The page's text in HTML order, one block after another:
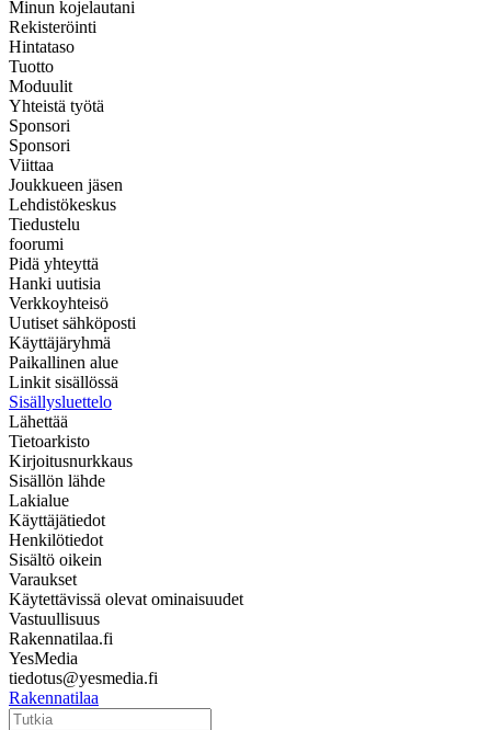
Minun kojelautani
Rekisteröinti
Hintataso
Tuotto
Moduulit
Yhteistä työtä
Sponsori
Sponsori
Viittaa
Joukkueen jäsen
Lehdistökeskus
Tiedustelu
foorumi
Pidä yhteyttä
Hanki uutisia
Verkkoyhteisö
Uutiset sähköposti
Käyttäjäryhmä
Paikallinen alue
Linkit sisällössä
Sisällysluettelo
Lähettää
Tietoarkisto
Kirjoitusnurkkaus
Sisällön lähde
Lakialue
Käyttäjätiedot
Henkilötiedot
Sisältö oikein
Varaukset
Käytettävissä olevat ominaisuudet
Vastuullisuus
Rakennatilaa.fi
YesMedia
tiedotus@yesmedia.fi
Rakennatilaa